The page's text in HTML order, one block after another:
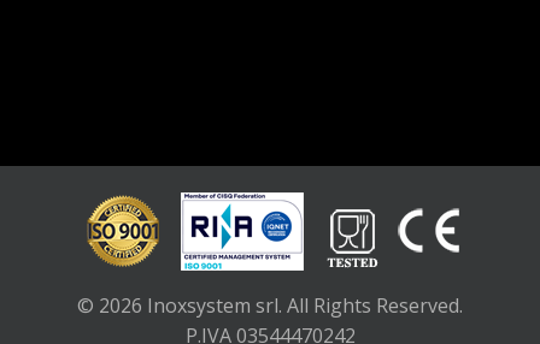
© 2026 Inoxsystem srl. All Rights Reserved.
P.IVA 03544470242